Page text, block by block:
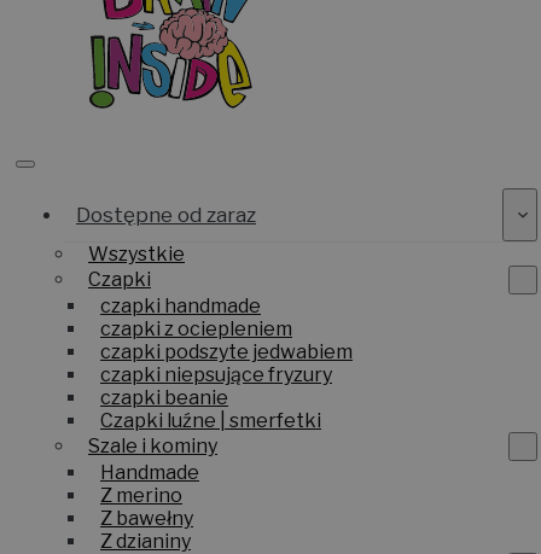
Dostępne od zaraz
Wszystkie
Czapki
czapki handmade
czapki z ociepleniem
czapki podszyte jedwabiem
czapki niepsujące fryzury
czapki beanie
Czapki luźne | smerfetki
Szale i kominy
Handmade
Z merino
Z bawełny
Z dzianiny